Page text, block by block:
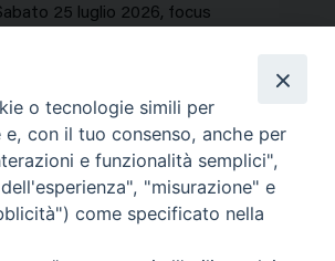
25 luglio 2026, focus
TEMATICI
Luglio 2026
o tecnologie simili per
con il tuo consenso, anche per
e funzionalità semplici",
"misurazione" e
come specificato nella